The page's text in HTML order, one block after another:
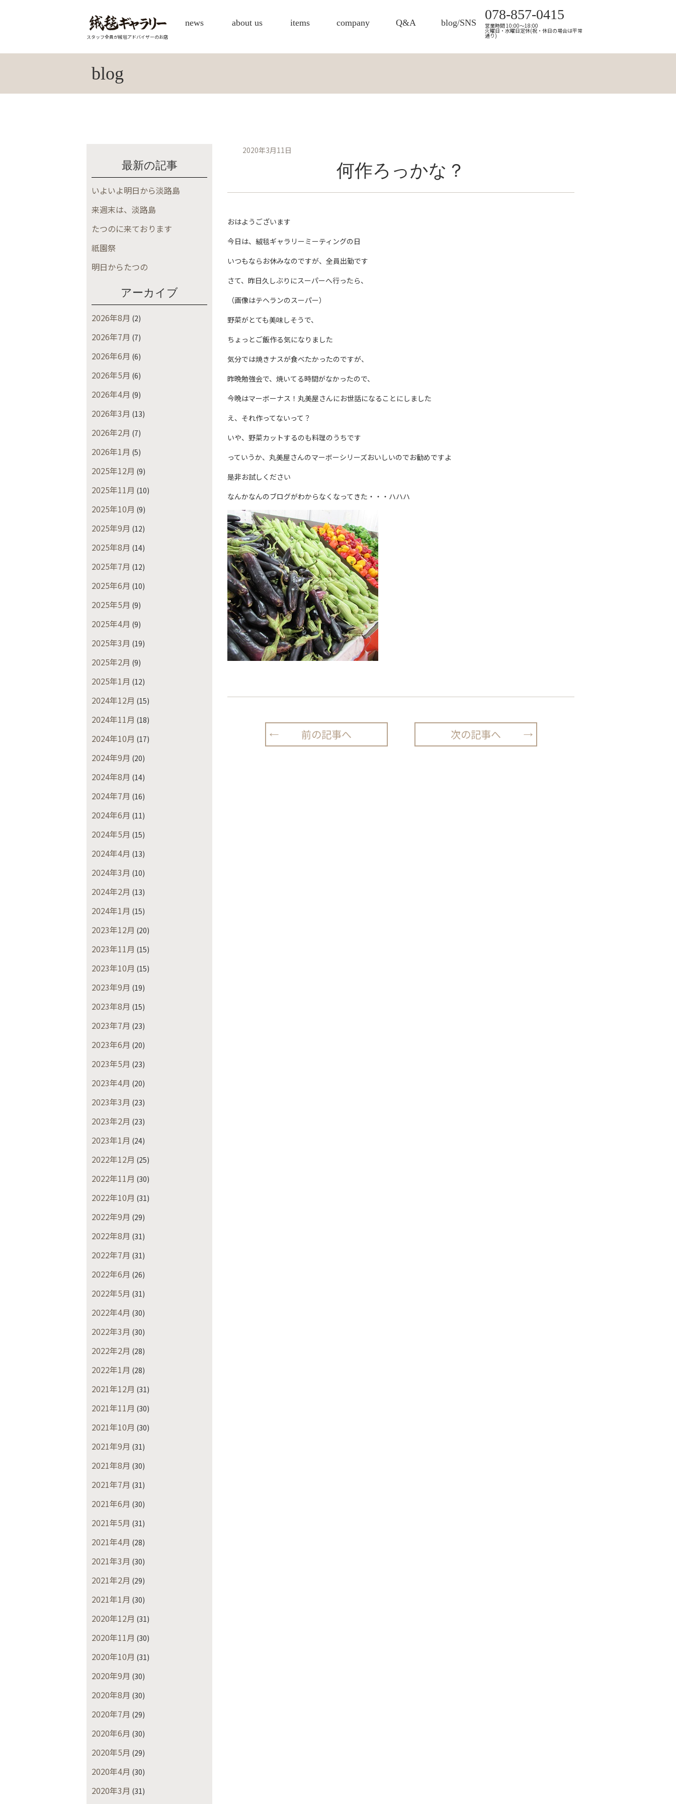
スタッフ全員が絨毯アドバイザーのお店
news about us items company Q&A blog/SNS
078-857-0415
営業時間 10:00～18:00
火曜日・水曜日定休(祝・休日の場合は平常
通り)
blog
最新の記事
いよいよ明日から淡路島
来週末は、淡路島
たつのに来ております
祇園祭
明日からたつの
アーカイブ
2026年8月 (2)
2026年7月 (7)
2026年6月 (6)
2026年5月 (6)
2026年4月 (9)
2026年3月 (13)
2026年2月 (7)
2026年1月 (5)
2025年12月 (9)
2025年11月 (10)
2025年10月 (9)
2025年9月 (12)
2025年8月 (14)
2025年7月 (12)
2025年6月 (10)
2025年5月 (9)
2025年4月 (9)
2025年3月 (19)
2025年2月 (9)
2025年1月 (12)
2024年12月 (15)
2024年11月 (18)
2024年10月 (17)
2024年9月 (20)
2024年8月 (14)
2024年7月 (16)
2024年6月 (11)
2024年5月 (15)
2024年4月 (13)
2024年3月 (10)
2024年2月 (13)
2024年1月 (15)
2023年12月 (20)
2023年11月 (15)
2023年10月 (15)
2023年9月 (19)
2023年8月 (15)
2023年7月 (23)
2023年6月 (20)
2023年5月 (23)
2023年4月 (20)
2023年3月 (23)
2023年2月 (23)
2023年1月 (24)
2022年12月 (25)
2022年11月 (30)
2022年10月 (31)
2022年9月 (29)
2022年8月 (31)
2022年7月 (31)
2022年6月 (26)
2022年5月 (31)
2022年4月 (30)
2022年3月 (30)
2022年2月 (28)
2022年1月 (28)
2021年12月 (31)
2021年11月 (30)
2021年10月 (30)
2021年9月 (31)
2021年8月 (30)
2021年7月 (31)
2021年6月 (30)
2021年5月 (31)
2021年4月 (28)
2021年3月 (30)
2021年2月 (29)
2021年1月 (30)
2020年12月 (31)
2020年11月 (30)
2020年10月 (31)
2020年9月 (30)
2020年8月 (30)
2020年7月 (29)
2020年6月 (30)
2020年5月 (29)
2020年4月 (30)
2020年3月 (31)
2020年3月11日
何作ろっかな？
おはようございます
今日は、絨毯ギャラリーミーティングの日
いつもならお休みなのですが、全員出勤です
さて、昨日久しぶりにスーパーへ行ったら、
（画像はテヘランのスーパー）
野菜がとても美味しそうで、
ちょっとご飯作る気になりました
気分では焼きナスが食べたかったのですが、
昨晩勉強会で、焼いてる時間がなかったので、
今晩はマーボーナス！丸美屋さんにお世話になることにしました
え、それ作ってないって？
いや、野菜カットするのも料理のうちです
っていうか、丸美屋さんのマーボーシリーズおいしいのでお勧めですよ
是非お試しください
なんかなんのブログがわからなくなってきた・・・ハハハ
前の記事へ 次の記事へ